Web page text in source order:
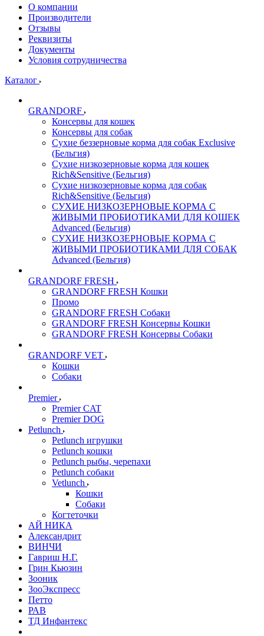
О компании
Производители
Отзывы
Реквизиты
Документы
Условия сотрудничества
Каталог
GRANDORF
Консервы для кошек
Консервы для собак
Сухие беззерновые корма для собак Exclusive
(Бельгия)
Сухие низкозерновые корма для кошек
Rich&Sensitive (Бельгия)
Сухие низкозерновые корма для собак
Rich&Sensitive (Бельгия)
СУХИЕ НИЗКОЗЕРНОВЫЕ КОРМА С
ЖИВЫМИ ПРОБИОТИКАМИ ДЛЯ КОШЕК
Advanced (Бельгия)
СУХИЕ НИЗКОЗЕРНОВЫЕ КОРМА С
ЖИВЫМИ ПРОБИОТИКАМИ ДЛЯ СОБАК
Advanced (Бельгия)
GRANDORF FRESH
GRANDORF FRESH Кошки
Промо
GRANDORF FRESH Собаки
GRANDORF FRESH Консервы Кошки
GRANDORF FRESH Консервы Собаки
GRANDORF VET
Кошки
Собаки
Premier
Premier CAT
Premier DOG
Petlunch
Petlunch игрушки
Petlunch кошки
Petlunch рыбы, черепахи
Petlunch собаки
Vetlunch
Кошки
Собаки
Когтеточки
АЙ НИКА
Александрит
ВИНЧИ
Гавриш Н.Г.
Грин Кьюзин
Зооник
ЗооЭкспресс
Петто
РАВ
ТД Инфантекс